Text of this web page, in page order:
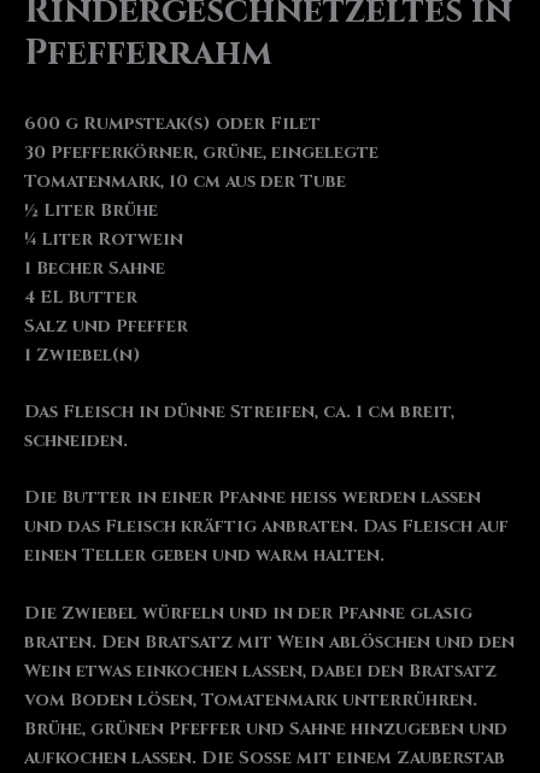
Rindergeschnetzeltes in
Pfefferrahm
600 g Rumpsteak(s) oder Filet
30 Pfefferkörner, grüne, eingelegte
Tomatenmark, 10 cm aus der Tube
½ Liter Brühe
¼ Liter Rotwein
1 Becher Sahne
4 EL Butter
Salz und Pfeffer
1 Zwiebel(n)
Das Fleisch in dünne Streifen, ca. 1 cm breit,
schneiden.
Die Butter in einer Pfanne heiß werden lassen
und das Fleisch kräftig anbraten. Das Fleisch auf
einen Teller geben und warm halten.
Die Zwiebel würfeln und in der Pfanne glasig
braten. Den Bratsatz mit Wein ablöschen und den
Wein etwas einkochen lassen, dabei den Bratsatz
vom Boden lösen, Tomatenmark unterrühren.
Brühe, grünen Pfeffer und Sahne hinzugeben und
aufkochen lassen. Die Soße mit einem Zauberstab